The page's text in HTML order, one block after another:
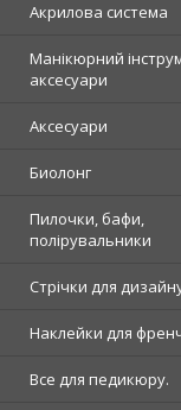
Акрилова система
Манікюрний
аксесуари
Аксесуари
Биолонг
Пилочки, бафи,
полірувальники
Стрічки для дизайну
Наклейки для
Все для педикюру.